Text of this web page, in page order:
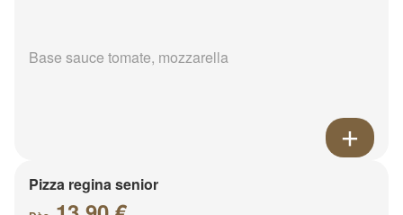
Base sauce tomate, mozzarella
Pizza regina senior